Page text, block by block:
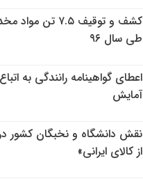
کشف و توقیف ۷.۵
طی سال ۹۶
اعطای گواهینامه رانندگی به
آمایش
نقش دانشگاه و نخبگان کشور
از کالای ایرانی»